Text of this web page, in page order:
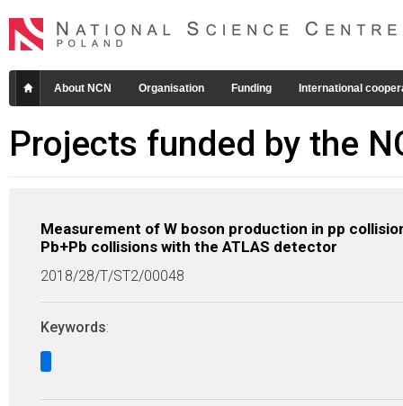
About NCN Organisation Funding International
Projects funded by the
Measurement of W boson production in pp
Pb+Pb collisions with the ATLAS detector
2018/28/T/ST2/00048
Keywords: